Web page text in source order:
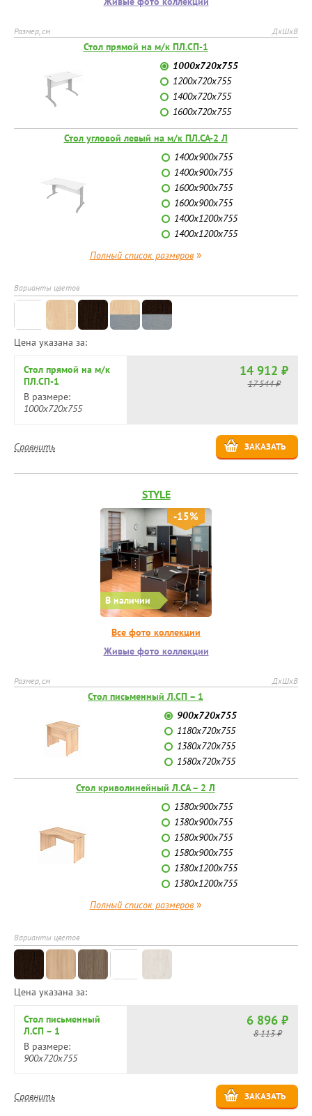
Размер, см ДхШхВ
Стол прямой на м/к ПЛ.СП-1
1000х720х755
1200х720х755
1400х720х755
1600х720х755
Стол угловой левый на м/к ПЛ.СА-2 Л
1400х900х755
1400х900х755
1600х900х755
1600х900х755
1400х1200х755
1400х1200х755
Полный список размеров»
Варианты цветов
Цена указана за:
Стол прямой на м/к
ПЛ.СП-1
В размере:
1000х720х755
14 912 ₽
17 544 ₽
ЗАКАЗАТЬ
Сравнить
STYLE
В наличии
-15%
Все фото коллекции
Живые фото коллекции
Размер, см ДхШхВ
Стол письменный Л.СП – 1
900х720х755
1180х720х755
1380х720х755
1580х720х755
Стол криволинейный Л.СА – 2 Л
1380х900х755
1380х900х755
1580х900х755
1580х900х755
1380х1200х755
1380х1200х755
Полный список размеров»
Варианты цветов
Цена указана за:
Стол письменный
Л.СП – 1
В размере:
900х720х755
6 896 ₽
8 113 ₽
ЗАКАЗАТЬ
Сравнить